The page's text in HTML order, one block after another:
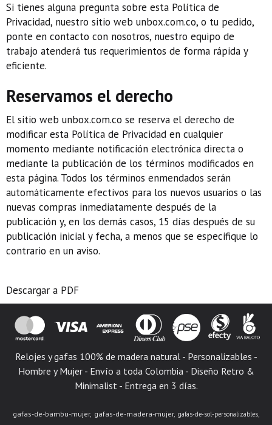
Si tienes alguna pregunta sobre esta Política de
Privacidad, nuestro sitio web unbox.com.co, o tu pedido,
ponte en contacto con nosotros, nuestro equipo de
trabajo atenderá tus requerimientos de forma rápida y
eficiente.
Reservamos el derecho
El sitio web unbox.com.co se reserva el derecho de
modificar esta Política de Privacidad en cualquier
momento mediante notificación electrónica directa o
mediante la publicación de los términos modificados en
esta página. Todos los términos enmendados serán
automáticamente efectivos para los nuevos usuarios o las
nuevas compras inmediatamente después de la
publicación y, en los demás casos, 15 días después de su
publicación inicial y fecha, a menos que se especifique lo
contrario en un aviso.
Descargar a PDF
Relojes y gafas 100% de madera natural - Personalizables -
Hombre y Mujer - Envío a toda Colombia - Diseño Retro &
Minimalist - Entrega en 3 días.
gafas-de-bambu-mujer gafas-de-madera-mujer gafas-de-sol-personalizables